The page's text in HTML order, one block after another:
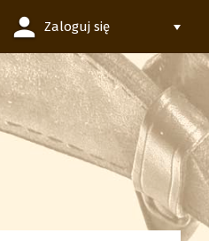
person Zaloguj się